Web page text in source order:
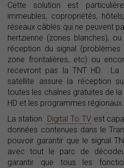
Cette solution est
immeubles, copropriétés,
réseaux câblés qui ne peuvent
hertzienne (zones blanches),
réception du signal (problèmes
zone frontalières, etc) ou
recevront pas la TNT HD. La
satellite assure la réception
toutes les chaînes gratuites de
HD et les programmes régionaux.
La station Digital To TVest
données contenues dans le
pouvoir garantir que le signal
avec tout le parc de
garantir que tous les